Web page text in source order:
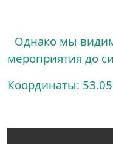
Однако мы
мероприятия до
Координаты: